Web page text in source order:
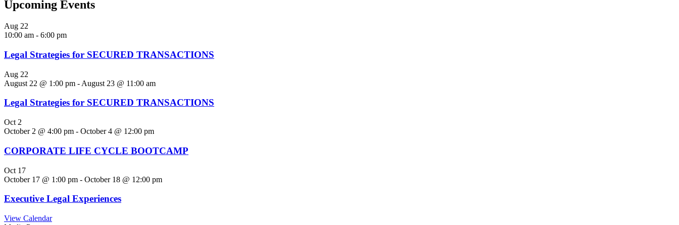
Upcoming Events
Aug 22
10:00 am - 6:00 pm
Legal Strategies for SECURED TRANSACTIONS
Aug 22
August 22 @ 1:00 pm - August 23 @ 11:00 am
Legal Strategies for SECURED TRANSACTIONS
Oct 2
October 2 @ 4:00 pm - October 4 @ 12:00 pm
CORPORATE LIFE CYCLE BOOTCAMP
Oct 17
October 17 @ 1:00 pm - October 18 @ 12:00 pm
Executive Legal Experiences
View Calendar